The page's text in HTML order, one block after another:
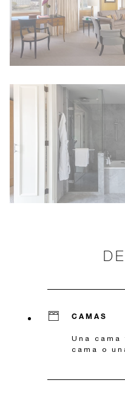
CAMAS
Una
cama o